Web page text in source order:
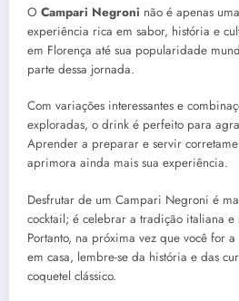
O Campari Negroni não é apenas
experiência rica em sabor, história e
em Florença até sua popularidade
parte dessa jornada.
Com variações interessantes e
exploradas, o drink é perfeito para
Aprender a preparar e servir
aprimora ainda mais sua experiência.
Desfrutar de um Campari Negroni é
cocktail; é celebrar a tradição italiana e
Portanto, na próxima vez que você for
em casa, lembre-se da história e das
coquetel clássico.